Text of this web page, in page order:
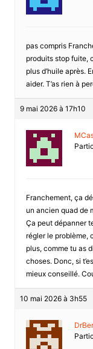
pas compris
produits stop fuite,
plus d’huile après.
aider. T’as rien à
9 mai 2026 à 17h10
Franchement, ça
un ancien quad de
Ça peut dépanner
régler le problème,
plus, comme tu as
choses. Donc, si
mieux conseillé.
10 mai 2026 à 3h55